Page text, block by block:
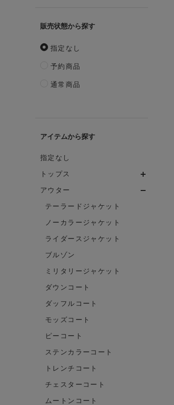
販売状態
指定なし
予約商品
通常商品
アイテム
指定なし
トップス
アウター
テーラードジャケット
ノーカラージャケット
ライダースジャケット
ブルゾン
ミリタリージャケット
ダウンコート
ダッフルコート
モッズコート
ピーコート
ステンカラーコート
トレンチコート
チェスターコート
ムートンコート